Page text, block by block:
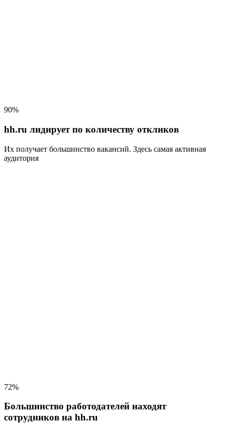
90%
hh.ru лидирует по количеству откликов
Их получает большинство вакансий. Здесь самая активная
аудитория
72%
Большинство работодателей находят
сотрудников на hh.ru